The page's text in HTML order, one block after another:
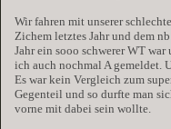
Wir fahren mit unserer
Zichem letztes Jahr und dem
Jahr ein sooo schwerer WT
ich auch nochmal A gemeldet.
Es war kein Vergleich zum
Gegenteil und so durfte man
vorne mit dabei sein wollte.